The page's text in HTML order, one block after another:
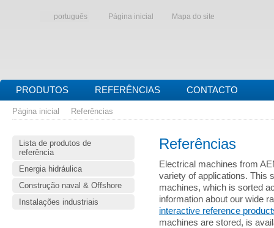
português Página inicial Mapa do site
PRODUTOS REFERÊNCIAS CONTACTO
Página inicial Referências
Lista de produtos de
referência
Energia hidráulica
Construção naval & Offshore
Instalações industriais
Referências
Electrical machines from
variety of applications. This
machines, which is sorted
information about our wide
interactive reference
machines are stored, is